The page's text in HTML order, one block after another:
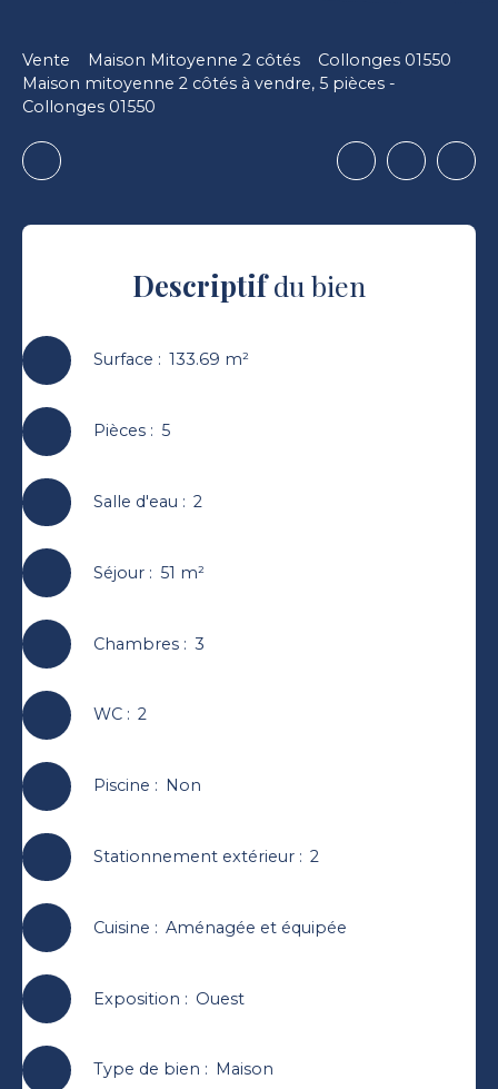
Vente Maison Mitoyenne 2 côtés
Collonges 01550
Maison mitoyenne 2 côtés à vendre, 5 pièces -
Collonges 01550
Descriptifdu bien
Surface : 133.69 m²
Pièces: 5
Salle d'eau : 2
Séjour: 51 m²
Chambres: 3
WC: 2
Piscine : Non
Stationnement extérieur: 2
Cuisine : Aménagée et équipée
Exposition : Ouest
Type de bien : Maison